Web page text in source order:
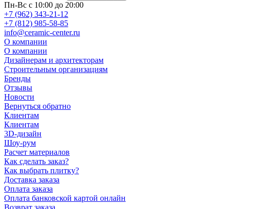
Пн-Вс с 10:00 до 20:00
+7 (962) 343-21-12
+7 (812) 985-58-85
info@ceramic-center.ru
О компании
О компании
Дизайнерам и архитекторам
Строительным организациям
Бренды
Отзывы
Новости
Вернуться обратно
Клиентам
Клиентам
3D-дизайн
Шоу-рум
Расчет материалов
Как сделать заказ?
Как выбрать плитку?
Доставка заказа
Оплата заказа
Оплата банковской картой онлайн
Возврат заказа